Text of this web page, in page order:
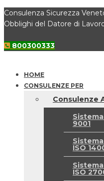
Consulenza Sicurezza
Obblighi del Datore di
800300333
HOME
CONSULENZE PER
Consulenze
9001
ISO
ISO